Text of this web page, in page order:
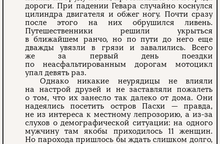
дороги. При падении Гевара случайно коснулся
цилиндра двигателя и обжег ногу. Почти сразу
после этого на них обрушился ливень.
Путешественники решили укрыться
в ближайшем ранчо, но по пути до него еще
дважды увязли в грязи и завалились. Всего
же за первый день поездки
по неасфальтированным дорогам мотоцикл
упал девять раз.
Однако никакие неурядицы не влияли
на настрой друзей и не заставляли пожалеть
о том, что их занесло так далеко от дома. Они
надеялись посетить остров Пасхи — правда,
не из интереса к местному лепрозорию, а из-за
слухов о демографической ситуации: на одного
мужчину там якобы приходилось 11 женщин.
Но парохода пришлось бы ждать слишком долго,